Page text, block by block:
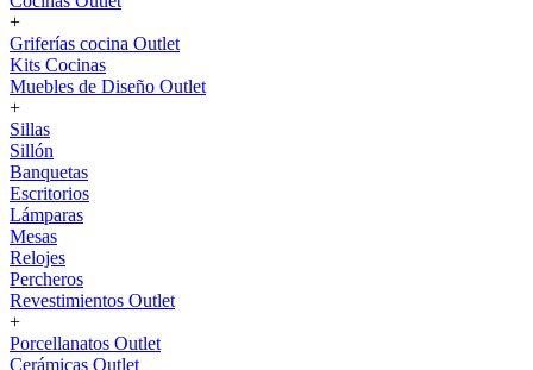
+
Griferías cocina Outlet
Kits Cocinas
Muebles de Diseño Outlet
+
Sillas
Sillón
Banquetas
Escritorios
Lámparas
Mesas
Relojes
Percheros
Revestimientos Outlet
+
Porcellanatos Outlet
Cerámicas Outlet